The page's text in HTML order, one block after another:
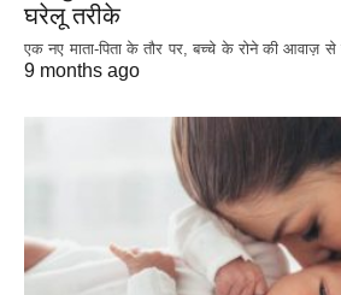
घरेलू तरीके
एक नए माता-पिता के तौर पर, बच्चे के रोने की आवाज़ से
9 months ago